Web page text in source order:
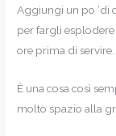
Aggiungi un po ‘di
per fargli esplodere
ore prima di servire.
È una cosa così
molto spazio alla